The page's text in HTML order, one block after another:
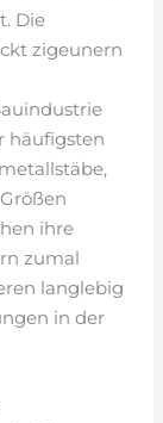
Die
zigeunern
häufigsten
ihre
zumal
langlebig
in der